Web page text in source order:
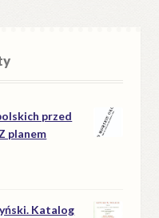
przed
planem
Katalog